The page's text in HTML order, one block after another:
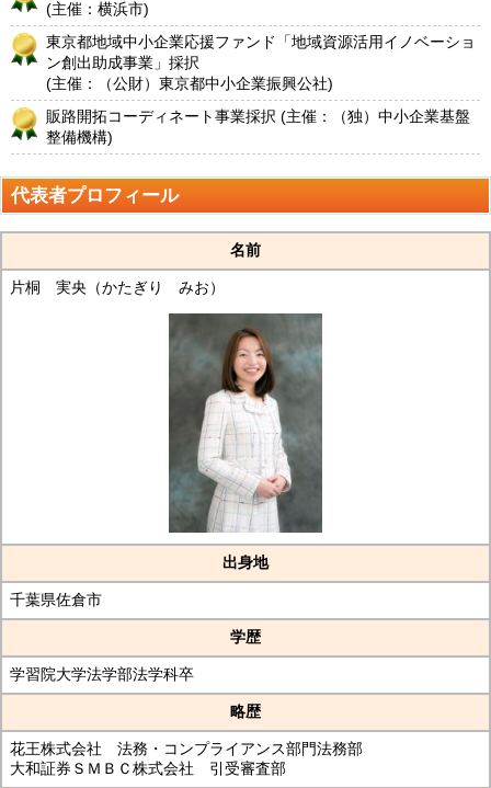
(主催：横浜市)
東京都地域中小企業応援ファンド「地域資源活用イノベーショ
ン創出助成事業」採択
(主催：（公財）東京都中小企業振興公社)
販路開拓コーディネート事業採択 (主催：（独）中小企業基盤
整備機構)
代表者プロフィール
名前
片桐 実央（かたぎり みお）
出身地
千葉県佐倉市
学歴
学習院大学法学部法学科卒
略歴
花王株式会社 法務・コンプライアンス部門法務部
大和証券ＳＭＢＣ株式会社 引受審査部